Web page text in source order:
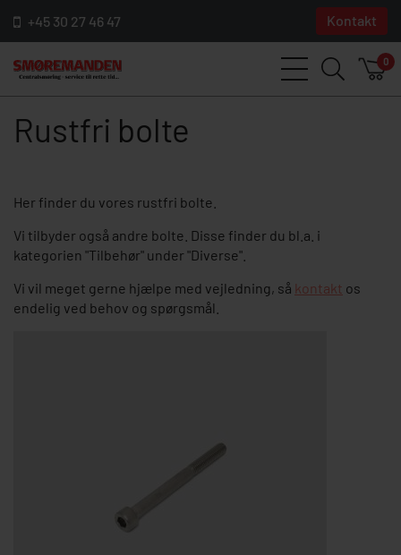
+45 30 27 46 47 Kontakt
0
Rustfri bolte
Her finder du vores rustfri bolte.
Vi tilbyder også andre bolte. Disse finder du bl.a. i
kategorien "Tilbehør" under "Diverse".
Vi vil meget gerne hjælpe med vejledning, så kontakt os
endelig ved behov og spørgsmål.